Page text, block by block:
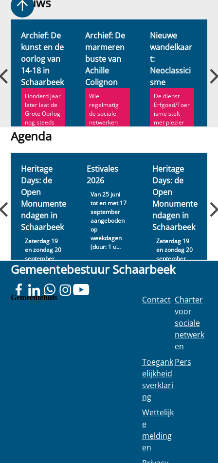
Nieuws
Archief: De
kunst en de
oorlog van
14-18 in
Schaarbeek
Honderd jaar
later laat de
Grote Oorlog
nog steeds
onuitwisbare
Archief: De
marmeren
buste van
Achille
Colignon
Wie
regelmatig
de sociale
netwerken
Nieuwe
wandelkaar
t:
Neoclassici
sme
De dienst
Erfgoed/Toer
isme stelt
met plezier
Agenda
Agenda
Heritage
Days: de
Open
Monumente
ndagen in
Schaarbeek
Zaterdag 19
en zondag 20
september
2026
Estivales
2026
Van 25 juni
tot en met 17
september
aangeboden
op
weekdagen
(duur: 1 u...
Heritage
Days: de
Open
Monumente
ndagen in
Schaarbeek
Zaterdag 19
en zondag 20
september
2026
Gemeentebestuur Schaarbeek
Gemeentehuis Contact
Toegank
elijkheid
sverklari
ng
Wettelijk
e
melding
en
Charter
voor
sociale
netwerk
en
Pers